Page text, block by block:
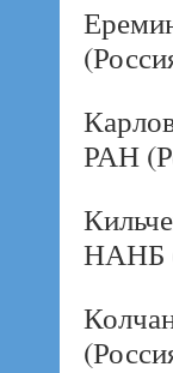
РАН
НАНБ